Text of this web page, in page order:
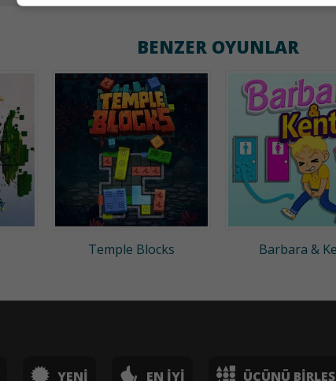
BENZER OYUNLAR
Temple Blocks Barbara &
YENI EN İYI ÜÇÜNÜ